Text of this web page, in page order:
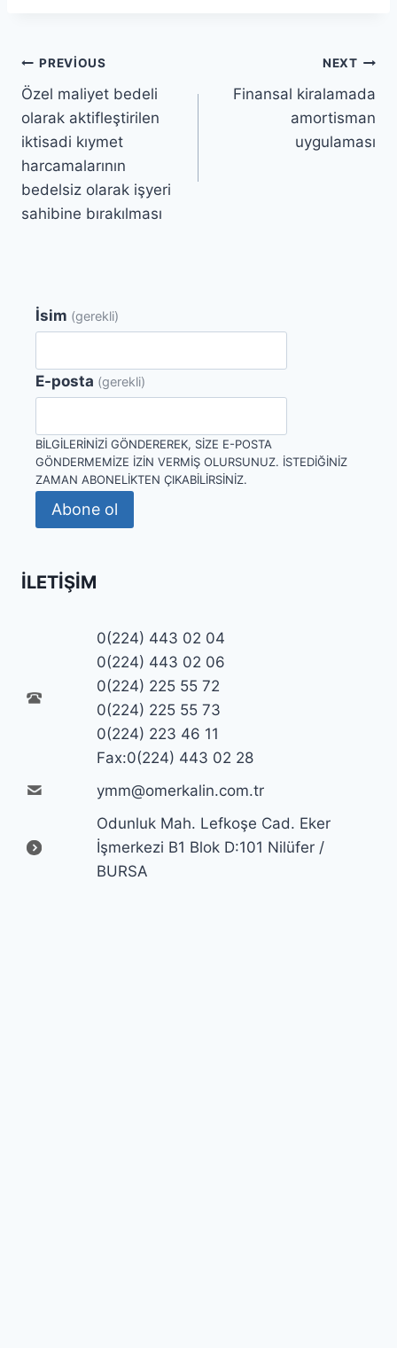
Yazı
gezinmesi
PREVIOUS
Özel maliyet bedeli
olarak aktifleştirilen
iktisadi kıymet
harcamalarının
bedelsiz olarak işyeri
sahibine bırakılması
NEXT
Finansal kiralamada
amortisman
uygulaması
İsim (gerekli)
E-posta (gerekli)
BILGILERINIZI GÖNDEREREK, SIZE E-POSTA
GÖNDERMEMIZE IZIN VERMIŞ OLURSUNUZ. İSTEDIĞINIZ
ZAMAN ABONELIKTEN ÇIKABILIRSINIZ.
Abone ol
İLETIŞIM
0(224) 443 02 04
0(224) 443 02 06
0(224) 225 55 72
0(224) 225 55 73
0(224) 223 46 11
Fax:0(224) 443 02 28
ymm@omerkalin.com.tr
Odunluk Mah. Lefkoşe Cad. Eker
İşmerkezi B1 Blok D:101 Nilüfer /
BURSA